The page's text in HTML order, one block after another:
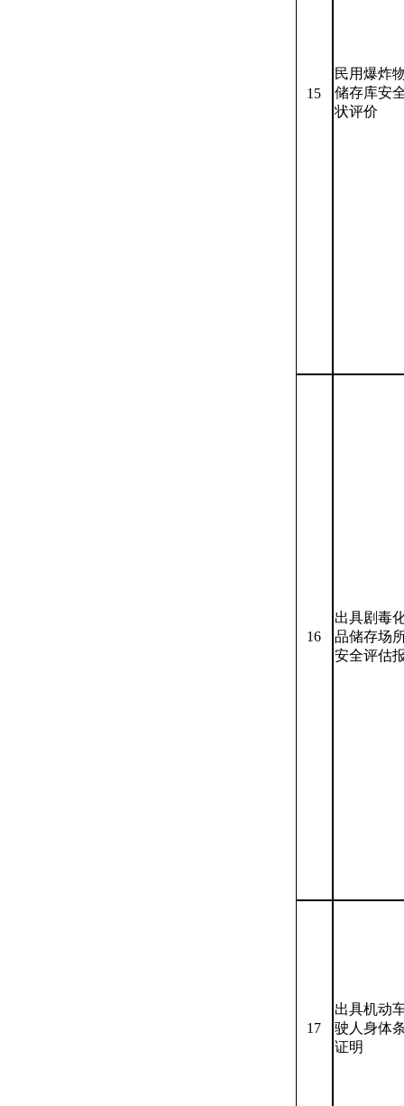
15
民用爆炸
储存库安
状评价
16
出具剧毒
品储存场
安全评估
17
出具机动
驶人身体
证明